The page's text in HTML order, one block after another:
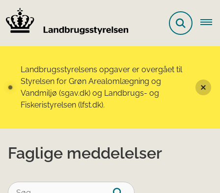
Landbrugsstyrelsens opgaver er overgået til
Styrelsen for Grøn Arealomlægning og
Vandmiljø (sgav.dk) og Landbrugs- og
Fiskeristyrelsen (lfst.dk).
Faglige meddelelser